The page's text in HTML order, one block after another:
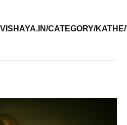
CATEGORY/